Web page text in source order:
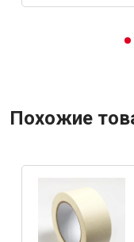
Похожие
Оборудование